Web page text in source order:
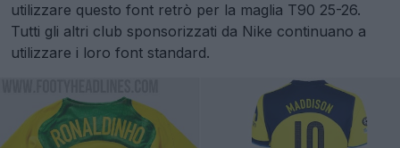
utilizzare questo font retrò per la maglia T90 25-26.
Tutti gli altri club sponsorizzati da Nike continuano a
utilizzare i loro font standard.